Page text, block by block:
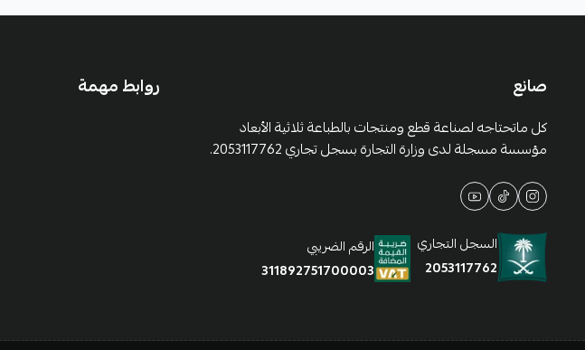
صانع
كل ماتحتاجه لصناعة قطع ومنتجات بالطباعة ثلاثية الأبعاد
مؤسسة مسجلة لدى وزارة التجارة بسجل تجاري 2053117762.
السجل التجاري
2053117762
الرقم الضريبي
311892751700003
روابط مهمة